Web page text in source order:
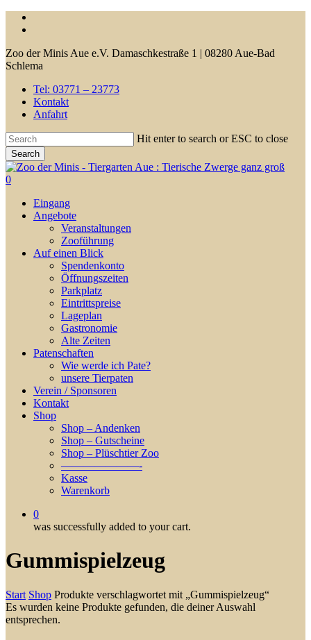
Skip
content
Zoo der Minis Aue e.V. Damaschkestraße 1 | 08280 Aue-Bad
Schlema
Tel: 03771 – 23773
Kontakt
Anfahrt
Hit enter to search or ESC to close
Search
Close
Search
0
Eingang
Angebote
Veranstaltungen
Zooführung
Auf einen Blick
Spendenkonto
Öffnungszeiten
Parkplatz
Eintrittspreise
Lageplan
Gastronomie
Alte Zeiten
Patenschaften
Wie werde ich Pate?
unsere Tierpaten
Verein / Sponsoren
Kontakt
Shop
Shop – Andenken
Shop – Gutscheine
Shop – Plüschtier Zoo
———————-
Kasse
Warenkorb
0
was successfully added to your cart.
Gummispielzeug
Start Shop Produkte verschlagwortet mit „Gummispielzeug“
Es wurden keine Produkte gefunden, die deiner Auswahl
entsprechen.